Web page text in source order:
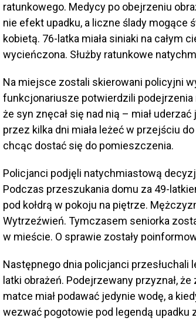
ratunkowego. Medycy po obejrzeniu
nie efekt upadku, a liczne ślady mogące
kobietą. 76-latka miała siniaki na całym
wycieńczona. Służby ratunkowe
Na miejsce zostali skierowani policyjni
funkcjonariusze potwierdzili podejrzenia
że syn znęcał się nad nią – miał
przez kilka dni miała leżeć w przejściu
chcąc dostać się do pomieszczenia.
Policjanci podjęli natychmiastową
Podczas przeszukania domu za 49-
pod kołdrą w pokoju na piętrze.
Wytrzeźwień. Tymczasem seniorka
w mieście. O sprawie zostały
Następnego dnia policjanci przesłuchali
latki obrażeń. Podejrzewany przyznał,
matce miał podawać jedynie wodę, a
wezwać pogotowie pod legendą upadku